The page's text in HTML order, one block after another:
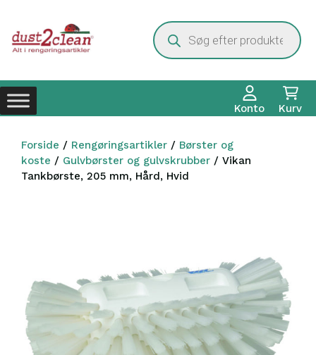
indhold
Products
search
Konto Kurv
Forside / Rengøringsartikler / Børster og
koste / Gulvbørster og gulvskrubber / Vikan
Tankbørste, 205 mm, Hård, Hvid